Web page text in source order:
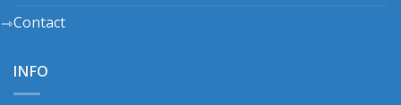
Contact
INFO